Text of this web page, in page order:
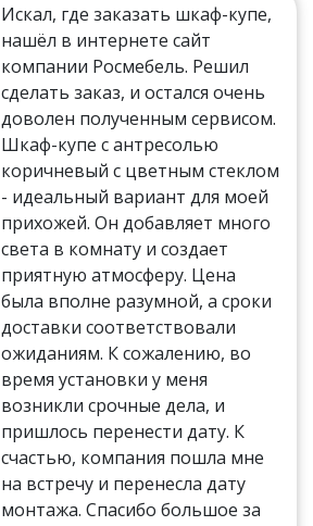
Искал, где заказать шкаф-купе,
нашёл в интернете сайт
компании Росмебель. Решил
сделать заказ, и остался очень
доволен полученным сервисом.
Шкаф-купе с антресолью
коричневый с цветным стеклом
- идеальный вариант для моей
прихожей. Он добавляет много
света в комнату и создает
приятную атмосферу. Цена
была вполне разумной, а сроки
доставки соответствовали
ожиданиям. К сожалению, во
время установки у меня
возникли срочные дела, и
пришлось перенести дату. К
счастью, компания пошла мне
на встречу и перенесла дату
монтажа. Спасибо большое за